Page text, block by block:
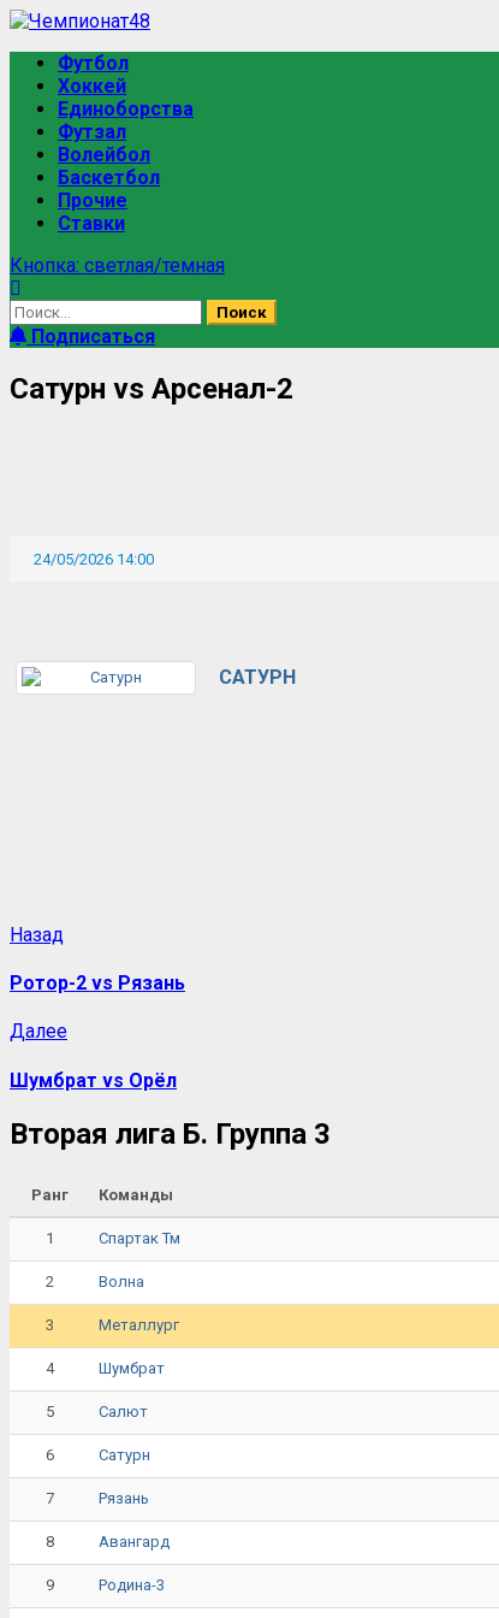
Футбол
Хоккей
Единоборства
Футзал
Волейбол
Баскетбол
Прочие
Ставки
Кнопка: светлая/темная
Подписаться
Сатурн vs Арсенал-2
24/05/2026 14:00
САТУРН
Назад
Ротор-2 vs Рязань
Далее
Шумбрат vs Орёл
Вторая лига Б. Группа 3
Ранг Команды
1 Спартак Тм
2 Волна
3 Металлург
4 Шумбрат
5 Салют
6 Сатурн
7 Рязань
8 Авангард
9 Родина-3